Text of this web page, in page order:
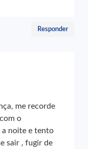
Responder
me recorde
o
a noite e tento
sair , fugir de